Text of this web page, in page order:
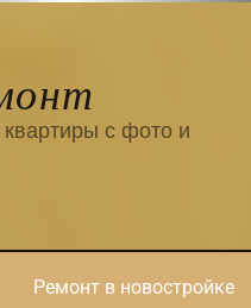
с фото и
Ремонт в новостройке